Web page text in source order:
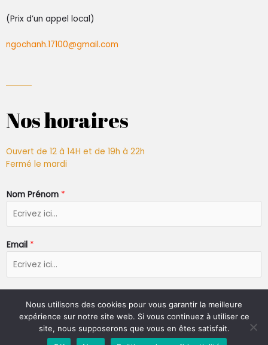
(Prix d’un appel local)
ngochanh.17100@gmail.com
Nos horaires
Ouvert de 12 à 14H et de 19h à 22h
Fermé le mardi
Nom Prénom *
Email *
Nous utilisons des cookies pour vous garantir la meilleure
expérience sur notre site web. Si vous continuez à utiliser ce
site, nous supposerons que vous en êtes satisfait.